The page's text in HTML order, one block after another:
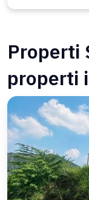
Properti
properti